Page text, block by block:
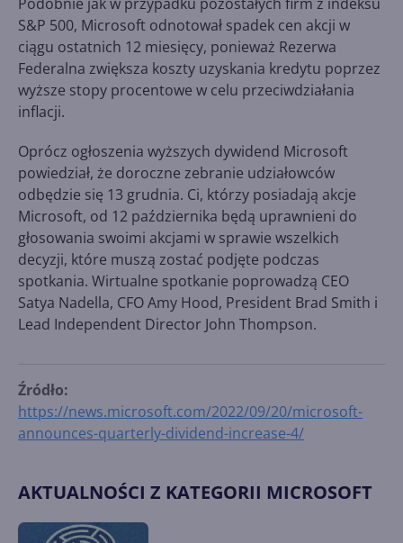
S&P 500, Microsoft odnotował spadek cen akcji w
ciągu ostatnich 12 miesięcy, ponieważ Rezerwa
Federalna zwiększa koszty uzyskania kredytu poprzez
wyższe stopy procentowe w celu przeciwdziałania
inflacji.
Oprócz ogłoszenia wyższych dywidend Microsoft
powiedział, że doroczne zebranie udziałowców
odbędzie się 13 grudnia. Ci, którzy posiadają akcje
Microsoft, od 12 października będą uprawnieni do
głosowania swoimi akcjami w sprawie wszelkich
decyzji, które muszą zostać podjęte podczas
spotkania. Wirtualne spotkanie poprowadzą CEO
Satya Nadella, CFO Amy Hood, President Brad Smith i
Lead Independent Director John Thompson.
Źródło:
https://news.microsoft.com/2022/09/20/microsoft-
announces-quarterly-dividend-increase-4/
AKTUALNOŚCI Z KATEGORII MICROSOFT